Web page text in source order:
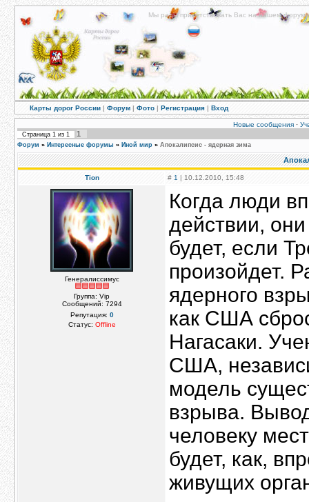
Мы рады приветствовать Вас на нашем
Карты дорог России | Форум | Фото | Регистрация | Вход
Новые сообщения·
Страница 1 из 1 1
Форум » Интересные форумы » Иной мир » Апокалипсис - ядерная зима
Tion # 1 | 10.12.2010, 15:48
Генералиссимус
Группа: Vip
Сообщений: 7294
Репутация: 0
Статус: Offline
Когда люди
действии,
будет, если
произойдет.
ядерного
как США
Нагасаки.
США,
модель
взрыва.
человеку
будет, как,
живущих